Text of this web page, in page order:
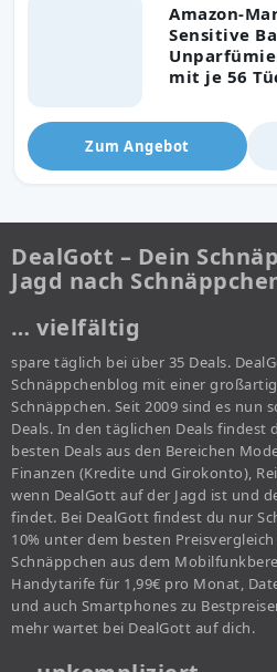
Amazon-
Sensitive
mit je 56
Zum Angebot
DealGott – Dein
Jagd nach
… vielfältig
spare täglich bei über 35 Deals.
Schnäppchenblog mit einer
Schnäppchen. Seit 2009 sind es nun
Deals. In den täglichen Deals
besten Deals aus den Bereichen
Finanzen (Kredite und Girokonto),
wenn DealGott auf der Jagd ist und
findet. Bei DealGott findest du nur
10% unter dem besten
Schnäppchen aus dem
Handytarife für 1,99€ pro Monat,
und auch Smartphones zu
mehr wartet bei DealGott auf dich.